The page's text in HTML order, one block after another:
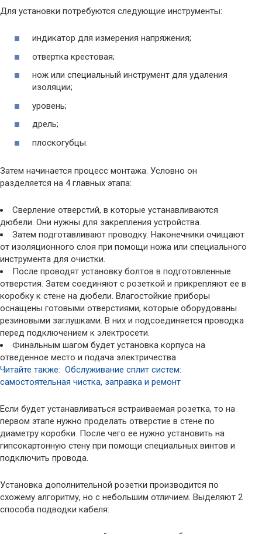
Для установки потребуются следующие инструменты:
индикатор для измерения напряжения;
отвертка крестовая;
нож или специальный инструмент для удаления
изоляции;
уровень;
дрель;
плоскогубцы.
Затем начинается процесс монтажа. Условно он
разделяется на 4 главных этапа:
Сверление отверстий, в которые устанавливаются
дюбели. Они нужны для закрепления устройства.
Затем подготавливают проводку. Наконечники очищают
от изоляционного слоя при помощи ножа или специального
инструмента для очистки.
После проводят установку болтов в подготовленные
отверстия. Затем соединяют с розеткой и прикрепляют ее в
коробку к стене на дюбели. Влагостойкие приборы
оснащены готовыми отверстиями, которые оборудованы
резиновыми заглушками. В них и подсоединяется проводка
перед подключением к электросети.
Финальным шагом будет установка корпуса на
отведенное место и подача электричества.
Читайте также: Обслуживание сплит систем:
самостоятельная чистка, заправка и ремонт
Если будет устанавливаться встраиваемая розетка, то на
первом этапе нужно проделать отверстие в стене по
диаметру коробки. После чего ее нужно установить на
гипсокартонную стену при помощи специальных винтов и
подключить провода.
Установка дополнительной розетки производится по
схожему алгоритму, но с небольшим отличием. Выделяют 2
способа подводки кабеля: